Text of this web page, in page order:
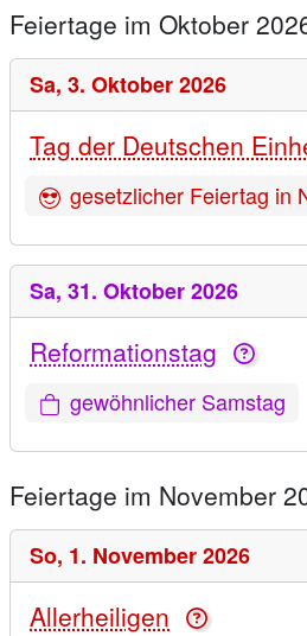
Feiertage im Oktober
Sa, 3. Oktober 2026
Tag der Deutschen
gesetzlicher Feiertag in
Sa, 31. Oktober 2026
Reformationstag
gewöhnlicher Samstag
Feiertage im November
So, 1. November 2026
Allerheiligen